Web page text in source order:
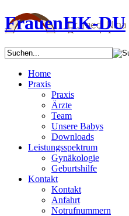
FrauenHK-DU
Home
Praxis
Praxis
Ärzte
Team
Unsere Babys
Downloads
Leistungsspektrum
Gynäkologie
Geburtshilfe
Kontakt
Kontakt
Anfahrt
Notrufnummern